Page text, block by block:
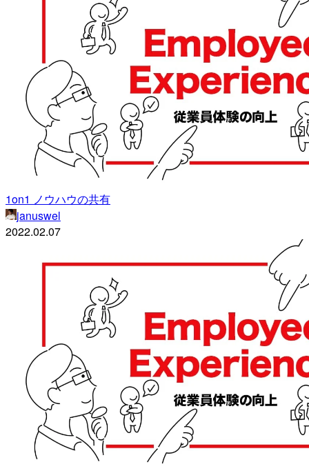
1on1 ノウハウの共有
januswel
2022.02.07